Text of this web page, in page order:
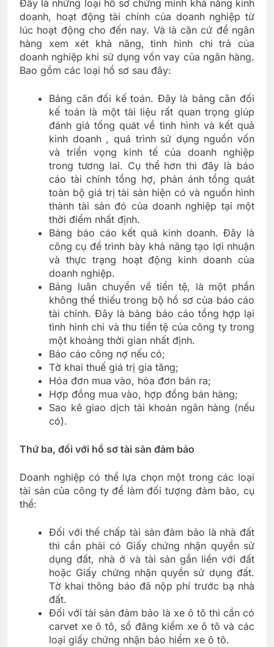
Đây là những loại hồ sơ chứng minh khả năng kinh
doanh, hoạt động tài chính của doanh nghiệp từ
lúc hoạt động cho đến nay. Và là căn cứ để ngân
hàng xem xét khả năng, tình hình chi trả của
doanh nghiệp khi sử dụng vốn vay của ngân hàng.
Bao gồm các loại hồ sơ sau đây:
Bảng cân đối kế toán. Đây là bảng cân đối
kế toán là một tài liệu rất quan trọng giúp
đánh giá tổng quát về tình hình và kết quả
kinh doanh , quá trình sử dụng nguồn vốn
và triển vọng kinh tế của doanh nghiệp
trong tương lai. Cụ thể hơn thì đây là báo
cáo tài chính tổng hợ, phản ánh tổng quát
toàn bộ giá trị tài sản hiện có và nguốn hình
thành tài sản đó của doanh nghiệp tại một
thời điểm nhất định.
Bảng báo cáo kết quả kinh doanh. Đây là
công cụ để trình bày khả năng tạo lợi nhuận
và thực trạng hoạt động kinh doanh của
doanh nghiệp.
Bảng luân chuyển về tiền tệ, là một phần
không thể thiếu trong bộ hồ sơ của báo cáo
tài chính. Đây là bảng báo cáo tổng hợp lại
tình hình chi và thu tiền tệ của công ty trong
một khoảng thời gian nhất định.
Báo cáo công nợ nếu có;
Tờ khai thuế giá trị gia tăng;
Hóa đơn mua vào, hóa đơn bán ra;
Hợp đồng mua vào, hợp đồng bán hàng;
Sao kê giao dịch tài khoản ngân hàng (nếu
có).
Thứ ba, đối với hồ sơ tài sản đảm bảo
Doanh nghiệp có thể lựa chọn một trong các loại
tài sản của công ty để làm đối tượng đảm bảo, cụ
thể:
Đối với thế chấp tài sản đảm bảo là nhà đất
thì cần phải có Giấy chứng nhận quyền sử
dụng đất, nhà ở và tài sản gắn liền với đất
hoặc Giấy chứng nhận quyền sử dụng đất.
Tờ khai thông báo đã nộp phí trước bạ nhà
đất.
Đối với tài sản đảm bảo là xe ô tô thì cần có
carvet xe ô tô, sổ đăng kiểm xe ô tô và các
loại giấy chứng nhận bảo hiểm xe ô tô.